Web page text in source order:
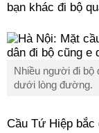
bạn khác đi bộ
Nhiều người đi bộ
dưới lòng đường.
Cầu Tứ Hiệp bắc